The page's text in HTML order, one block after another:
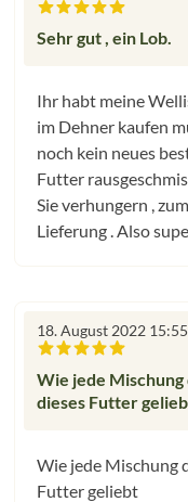
Sehr gut , ein Lob.
Ihr habt meine
im Dehner kaufen
noch kein neues
Futter
Sie verhungern ,
Lieferung . Also
18. August 2022 15:55
Wie jede
dieses Futter
Wie jede Mischung
Futter geliebt